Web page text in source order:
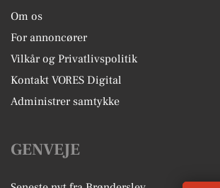
Om os
For annoncører
Vilkår og Privatlivspolitik
Kontakt VORES Digital
Administrer samtykke
GENVEJE